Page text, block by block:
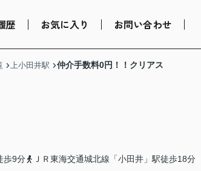
歴 お気に入り お問い合わせ
上小田井駅 仲介手数料0円！！クリアス
歩9分 ＪＲ東海交通城北線「小田井」駅徒歩18分